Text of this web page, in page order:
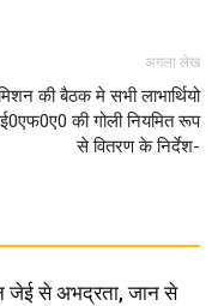
अगला लेख
की बैठक मे सभी लाभार्थियो
की गोली नियमित रूप
से वितरण के निर्देश-
जेई से अभद्रता, जान से